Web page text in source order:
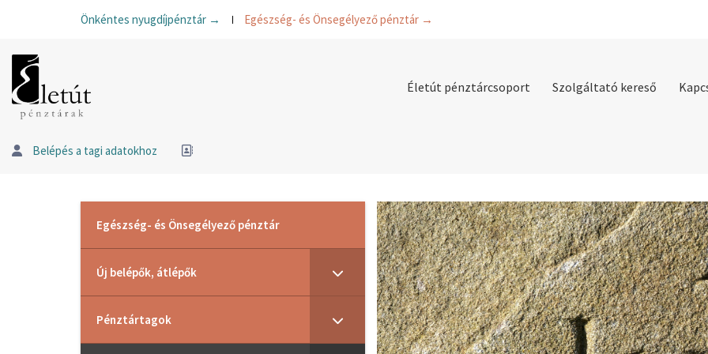
Önkéntes nyugdíjpénztár → Egészség- és Önsegélyező pénztár →
Életút pénztárcsoport Szolgáltató kereső
Belépés a tagi adatokhoz
Egészség- és Önsegélyező pénztár
Új belépők, átlépők
Pénztártagok